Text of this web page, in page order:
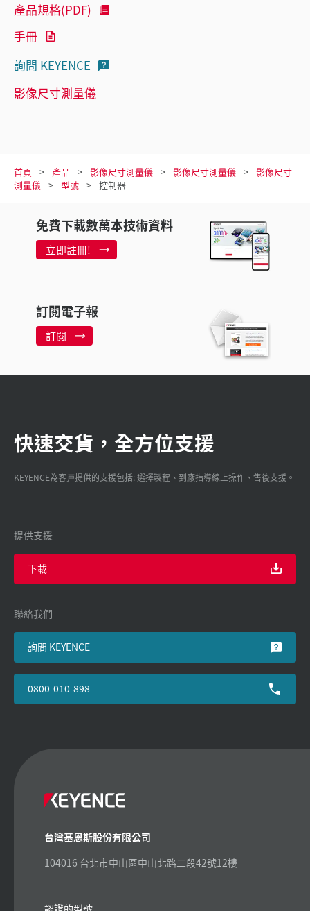
產品規格(PDF)
手冊
詢問 KEYENCE
影像尺寸測量儀
首頁 產品 影像尺寸測量儀 影像尺寸測量儀
影像尺寸
測量儀
型號 控制器
免費下載數萬本技術資料
立即註冊!
訂閱電子報
訂閱
快速交貨，全方位支援
KEYENCE為客戸提供的支援包括: 選擇製程、到廠指導線上操作、售後支援。
提供支援
下載
聯絡我們
詢問 KEYENCE
0800-010-898
台灣基恩斯股份有限公司
104016 台北市中山區中山北路二段42號12樓